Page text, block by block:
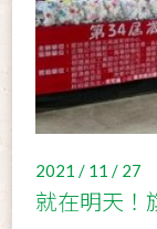
2021 / 11 / 27
就在明天！